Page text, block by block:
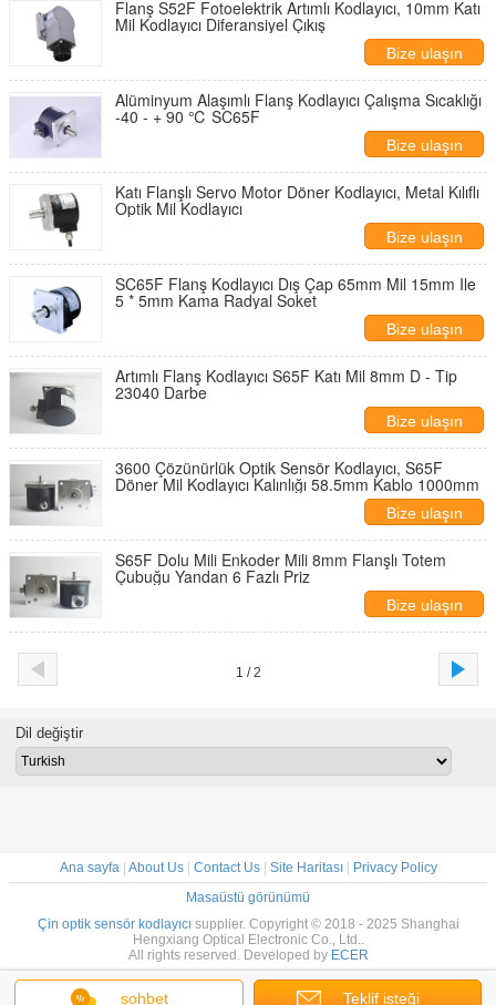
Flanş S52F Fotoelektrik Artımlı Kodlayıcı, 10mm Katı
Mil Kodlayıcı Diferansiyel Çıkış
Bize ulaşın
Alüminyum Alaşımlı Flanş Kodlayıcı Çalışma Sıcaklığı
-40 - + 90 ℃ SC65F
Bize ulaşın
Katı Flanşlı Servo Motor Döner Kodlayıcı, Metal Kılıflı
Optik Mil Kodlayıcı
Bize ulaşın
SC65F Flanş Kodlayıcı Dış Çap 65mm Mil 15mm Ile
5 * 5mm Kama Radyal Soket
Bize ulaşın
Artımlı Flanş Kodlayıcı S65F Katı Mil 8mm D - Tip
23040 Darbe
Bize ulaşın
3600 Çözünürlük Optik Sensör Kodlayıcı, S65F
Döner Mil Kodlayıcı Kalınlığı 58.5mm Kablo 1000mm
Bize ulaşın
S65F Dolu Mili Enkoder Mili 8mm Flanşlı Totem
Çubuğu Yandan 6 Fazlı Priz
Bize ulaşın
1 / 2
sohbet Teklif isteği
Dil değiştir
Ana sayfa| About Us| Contact Us| Site Haritası|
Privacy Policy
Masaüstü görünümü
Çin optik sensör kodlayıcısupplier. Copyright © 2018 - 2025 Shanghai
Hengxiang Optical Electronic Co., Ltd..
All rights reserved. Developed by ECER